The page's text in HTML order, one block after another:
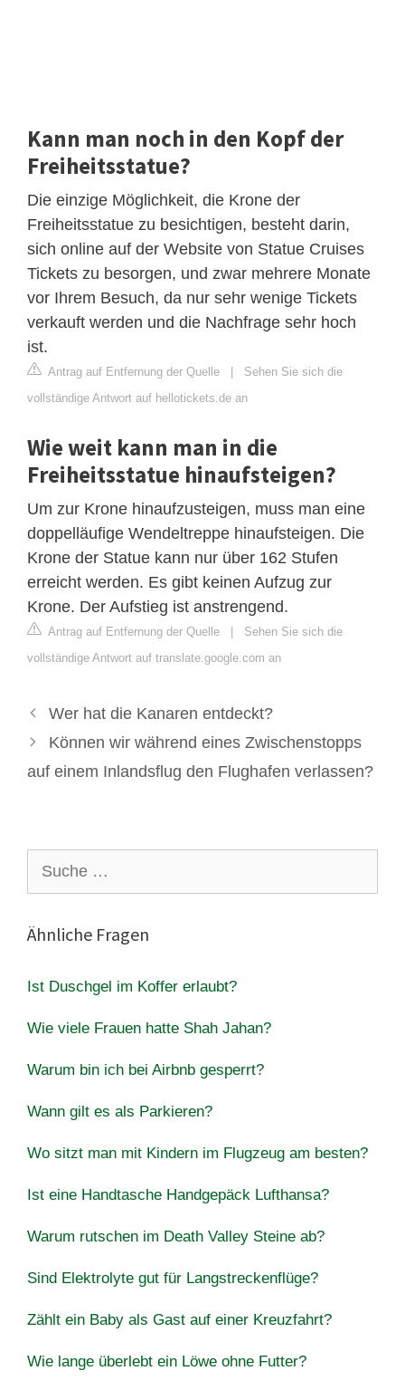
Kann man noch in den Kopf der
Freiheitsstatue?
Die einzige Möglichkeit, die Krone der
Freiheitsstatue zu besichtigen, besteht darin,
sich online auf der Website von Statue Cruises
Tickets zu besorgen, und zwar mehrere Monate
vor Ihrem Besuch, da nur sehr wenige Tickets
verkauft werden und die Nachfrage sehr hoch
ist.
Antrag auf Entfernung der Quelle | Sehen Sie sich die
vollständige Antwort auf hellotickets.de an
Wie weit kann man in die
Freiheitsstatue hinaufsteigen?
Um zur Krone hinaufzusteigen, muss man eine
doppelläufige Wendeltreppe hinaufsteigen. Die
Krone der Statue kann nur über 162 Stufen
erreicht werden. Es gibt keinen Aufzug zur
Krone. Der Aufstieg ist anstrengend.
Antrag auf Entfernung der Quelle | Sehen Sie sich die
vollständige Antwort auf translate.google.com an
Wer hat die Kanaren entdeckt?
Können wir während eines Zwischenstopps
auf einem Inlandsflug den Flughafen verlassen?
nach:
Ähnliche Fragen
Ist Duschgel im Koffer erlaubt?
Wie viele Frauen hatte Shah Jahan?
Warum bin ich bei Airbnb gesperrt?
Wann gilt es als Parkieren?
Wo sitzt man mit Kindern im Flugzeug am besten?
Ist eine Handtasche Handgepäck Lufthansa?
Warum rutschen im Death Valley Steine ​​ab?
Sind Elektrolyte gut für Langstreckenflüge?
Zählt ein Baby als Gast auf einer Kreuzfahrt?
Wie lange überlebt ein Löwe ohne Futter?